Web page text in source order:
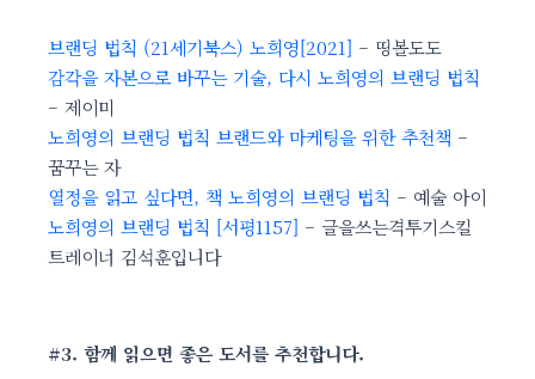
브랜딩 법칙 (21세기북스) 노희영[2021] – 띵볼도도
감각을 자본으로 바꾸는 기술, 다시 노희영의 브랜딩 법칙
– 제이미
노희영의 브랜딩 법칙 브랜드와 마케팅을 위한 추천책 –
꿈꾸는 자
열정을 읽고 싶다면, 책 노희영의 브랜딩 법칙 – 예술 아이
노희영의 브랜딩 법칙 [서평1157] – 글을쓰는격투기스킬
트레이너 김석훈입니다
#3. 함께 읽으면 좋은 도서를 추천합니다.